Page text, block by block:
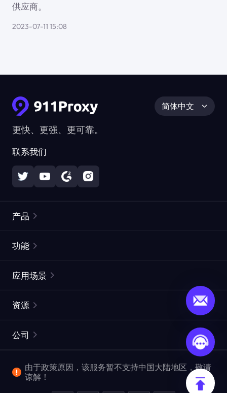
供应商。
2023-07-11 15:08
更快、更强、更可靠。
联系我们
简体中文
产品
静态住宅代理
网页抓取 API
视频下载 API
功能
ISP代理
ProxySite
应用场景
市场研究
爬行和索引
资源
常见问题解答
位置
公司
企业服务
由于政策原因，该服务暂不支持中国大陆地区，敬请
谅解！